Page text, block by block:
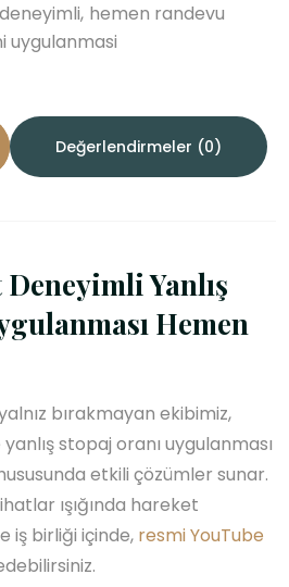
deneyimli hemen randevu
uygulanmasi
Değerlendirmeler (0)
Yanlış
Hemen
bırakmayan ekibimiz,
stopaj oranı uygulanması
etkili çözümler sunar.
ışığında hareket
iş birliği içinde, resmi YouTube